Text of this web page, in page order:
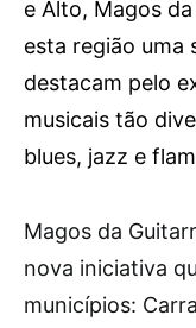
e Alto, Magos
esta região uma
destacam pelo
musicais tão
blues, jazz e
Magos da
nova iniciativa
municípios: